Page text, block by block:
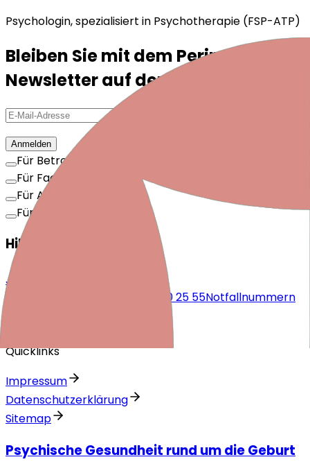
Psychologin, spezialisiert in Psychotherapie (FSP-ATP)
Bleiben Sie mit dem Periparto-
Newsletter auf dem Laufenden!
Anmelden
Für Betroffene
Für Fachpersonen
Für Arbeitgebende
Für Interessierte
Hilfe ermöglichen
Jetzt spenden!
044 720 25 55Notfallnummern
Quicklinks
Impressum
Datenschutzerklärung
Sitemap
Psychische Gesundheit rund um die Geburt